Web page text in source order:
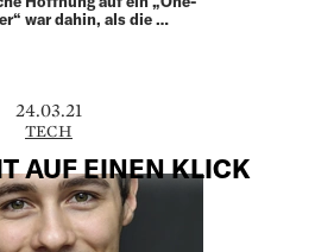
war dahin, als die …
24.03.21
TECH
AUF EINEN KLICK